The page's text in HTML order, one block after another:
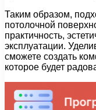
Таким образом,
потолочной
практичность,
эксплуатации.
сможете создать
которое будет